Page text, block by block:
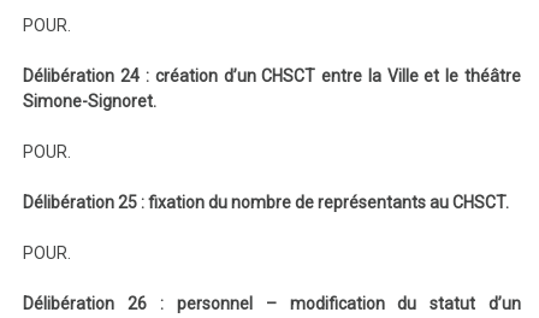
POUR.
Délibération 24 : création d’un CHSCT entre la Ville et le théâtre
Simone-Signoret.
POUR.
Délibération 25 : fixation du nombre de représentants au CHSCT.
POUR.
Délibération 26 : personnel – modification du statut d’un